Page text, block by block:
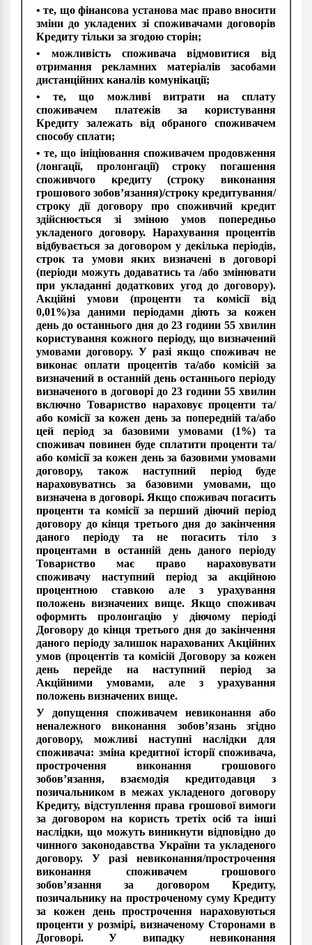
• те, що фінансова установа має право вносити
зміни до укладених зі споживачами договорів
Кредиту тільки за згодою сторін;
• можливість споживача відмовитися від
отримання рекламних матеріалів засобами
дистанційних каналів комунікації;
• те, що можливі витрати на сплату
споживачем платежів за користування
Кредиту залежать від обраного споживачем
способу сплати;
• те, що ініціювання споживачем продовження
(лонгації, пролонгації) строку погашення
споживчого кредиту (строку виконання
грошового зобов’язання)/строку кредитування/
строку дії договору про споживчий кредит
здійснюється зі зміною умов попередньо
укладеного договору. Нарахування процентів
відбувається за договором у декілька періодів,
строк та умови яких визначені в договорі
(періоди можуть додаватись та /або змінювати
при укладанні додаткових угод до договору).
Акційні умови (проценти та комісії від
0,01%)за даними періодами діють за кожен
день до останнього дня до 23 години 55 хвилин
користування кожного періоду, що визначений
умовами договору. У разі якщо споживач не
виконає оплати процентів та/або комісій за
визначений в останній день останнього періоду
визначеного в договорі до 23 години 55 хвилин
включно Товариство нараховує проценти та/
або комісії за кожен день за попередній та/або
цей період за базовими умовами (1%) та
споживач повинен буде сплатити проценти та/
або комісії за кожен день за базовими умовами
договору, також наступний період буде
нараховуватись за базовими умовами, що
визначена в договорі. Якщо споживач погасить
проценти та комісії за перший діючий період
договору до кінця третього дня до закінчення
даного періоду та не погасить тіло з
процентами в останній день даного періоду
Товариство має право нараховувати
споживачу наступний період за акційною
процентною ставкою але з урахування
положень визначених вище. Якщо споживач
оформить пролонгацію у діючому періоді
Договору до кінця третього дня до закінчення
даного періоду залишок нарахованих Акційних
умов (процентів та комісій Договору за кожен
день перейде на наступний період за
Акційними умовами, але з урахування
положень визначених вище.
У допущення споживачем невиконання або
неналежного виконання зобов’язань згідно
договору, можливі наступні наслідки для
споживача: зміна кредитної історії споживача,
прострочення виконання грошового
зобов’язання, взаємодія кредитодавця з
позичальником в межах укладеного договору
Кредиту, відступлення права грошової вимоги
за договором на користь третіх осіб та інші
наслідки, що можуть виникнути відповідно до
чинного законодавства України та укладеного
договору. У разі невиконання/прострочення
виконання споживачем грошового
зобов’язання за договором Кредиту,
позичальнику на простроченому суму Кредиту
за кожен день прострочення нараховуються
проценти у розмірі, визначеному Сторонами в
Договорі. У випадку невиконання